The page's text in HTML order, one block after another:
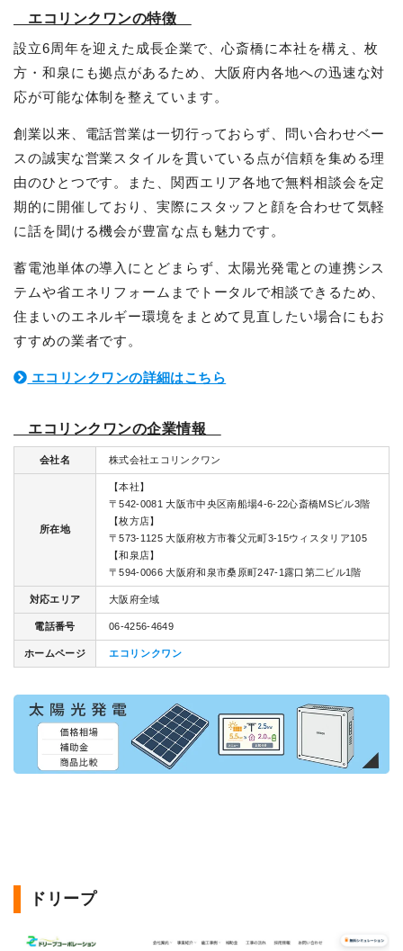
エコリンクワンの特徴
設立6周年を迎えた成長企業で、心斎橋に本社を構え、枚
方・和泉にも拠点があるため、大阪府内各地への迅速な対
応が可能な体制を整えています。
創業以来、電話営業は一切行っておらず、問い合わせベー
スの誠実な営業スタイルを貫いている点が信頼を集める理
由のひとつです。また、関西エリア各地で無料相談会を定
期的に開催しており、実際にスタッフと顔を合わせて気軽
に話を聞ける機会が豊富な点も魅力です。
蓄電池単体の導入にとどまらず、太陽光発電との連携シス
テムや省エネリフォームまでトータルで相談できるため、
住まいのエネルギー環境をまとめて見直したい場合にもお
すすめの業者です。
エコリンクワンの詳細はこちら
エコリンクワンの企業情報
会社名 株式会社エコリンクワン
所在地
【本社】
〒542-0081 大阪市中央区南船場4-6-22心斎橋MSビル3階
【枚方店】
〒573-1125 大阪府枚方市養父元町3-15ウィスタリア105
【和泉店】
〒594-0066 大阪府和泉市桑原町247-1露口第二ビル1階
対応エリア 大阪府全域
電話番号 06-4256-4649
ホームページ エコリンクワン
ドリープ